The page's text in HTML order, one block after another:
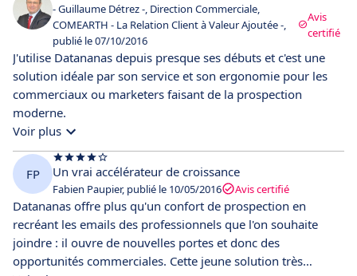
- Guillaume Détrez -, Direction Commerciale,
COMEARTH - La Relation Client à Valeur Ajoutée -,
publié le 07/10/2016
Avis
certifié
J'utilise Datananas depuis presque ses débuts et c'est une
solution idéale par son service et son ergonomie pour les
commerciaux ou marketers faisant de la prospection
moderne.
Voir plus
FP Un vrai accélérateur de croissance
Fabien Paupier, publié le 10/05/2016 Avis certifié
Datananas offre plus qu'un confort de prospection en
recréant les emails des professionnels que l'on souhaite
joindre : il ouvre de nouvelles portes et donc des
opportunités commerciales. Cette jeune solution très